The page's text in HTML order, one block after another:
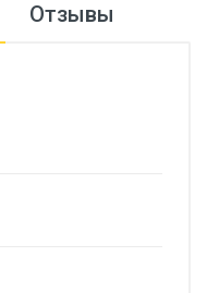
Отзывы